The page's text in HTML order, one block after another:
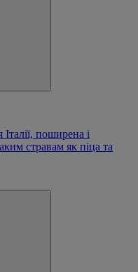
поширена і
стравам як піца та